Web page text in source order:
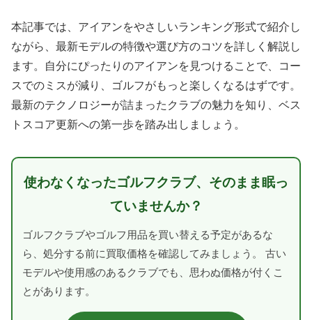
本記事では、アイアンをやさしいランキング形式で紹介し
ながら、最新モデルの特徴や選び方のコツを詳しく解説し
ます。自分にぴったりのアイアンを見つけることで、コー
スでのミスが減り、ゴルフがもっと楽しくなるはずです。
最新のテクノロジーが詰まったクラブの魅力を知り、ベス
トスコア更新への第一歩を踏み出しましょう。
使わなくなったゴルフクラブ、そのまま眠っ
ていませんか？
ゴルフクラブやゴルフ用品を買い替える予定があるな
ら、処分する前に買取価格を確認してみましょう。 古い
モデルや使用感のあるクラブでも、思わぬ価格が付くこ
とがあります。